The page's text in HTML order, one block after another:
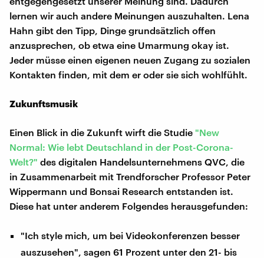
lernen wir auch andere Meinungen auszuhalten. Lena
Hahn gibt den Tipp, Dinge grundsätzlich offen
anzusprechen, ob etwa eine Umarmung okay ist.
Jeder müsse einen eigenen neuen Zugang zu sozialen
Kontakten finden, mit dem er oder sie sich wohlfühlt.
Zukunftsmusik
Einen Blick in die Zukunft wirft die Studie "New
Normal: Wie lebt Deutschland in der Post-Corona-
Welt?" des digitalen Handelsunternehmens QVC, die
in Zusammenarbeit mit Trendforscher Professor Peter
Wippermann und Bonsai Research entstanden ist.
Diese hat unter anderem Folgendes herausgefunden:
"Ich style mich, um bei Videokonferenzen besser
auszusehen", sagen 61 Prozent unter den 21- bis